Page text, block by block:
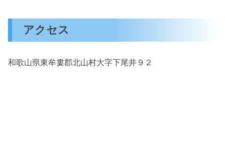
アクセス
和歌山県東牟婁郡北山村大字下尾井９２